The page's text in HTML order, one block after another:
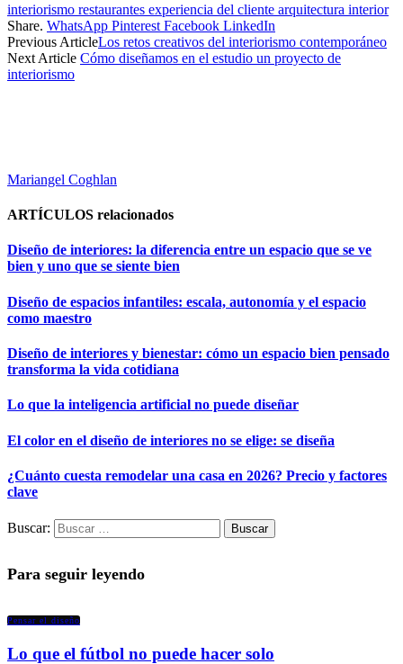
interiorismo restaurantes experiencia del cliente arquitectura interior
Share. WhatsApp Pinterest Facebook LinkedIn
Previous ArticleLos retos creativos del interiorismo contemporáneo
Next Article Cómo diseñamos en el estudio un proyecto de
interiorismo
Mariangel Coghlan
ARTÍCULOS relacionados
Diseño de interiores: la diferencia entre un espacio que se ve
bien y uno que se siente bien
Diseño de espacios infantiles: escala, autonomía y el espacio
como maestro
Diseño de interiores y bienestar: cómo un espacio bien pensado
transforma la vida cotidiana
Lo que la inteligencia artificial no puede diseñar
El color en el diseño de interiores no se elige: se diseña
¿Cuánto cuesta remodelar una casa en 2026? Precio y factores
clave
Buscar:
Para seguir leyendo
Pensar el diseño
Lo que el fútbol no puede hacer solo